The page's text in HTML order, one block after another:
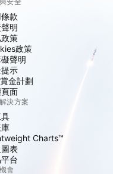
款
明
策
政策
聲明
示
金計劃
面
決方案
Charts™
表
台
會